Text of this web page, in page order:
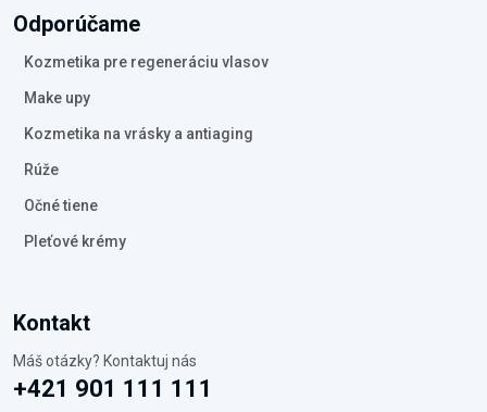
Odporúčame
Kozmetika pre regeneráciu vlasov
Make upy
Kozmetika na vrásky a antiaging
Rúže
Očné tiene
Pleťové krémy
Kontakt
Máš otázky? Kontaktuj nás
+421 901 111 111